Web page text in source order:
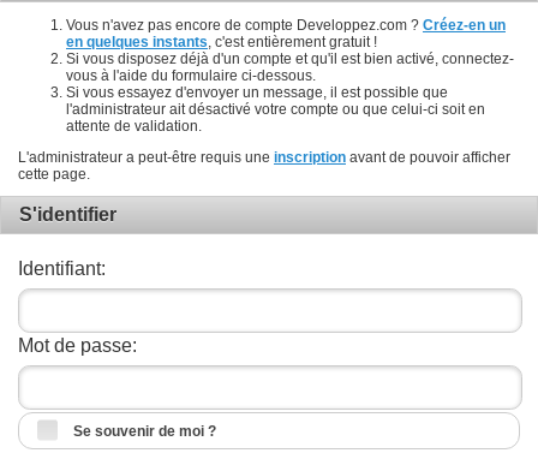
Vous n'avez pas encore de compte Developpez.com ? Créez-en un
en quelques instants , c'est entièrement gratuit !
Si vous disposez déjà d'un compte et qu'il est bien activé, connectez-
vous à l'aide du formulaire ci-dessous.
Si vous essayez d'envoyer un message, il est possible que
l'administrateur ait désactivé votre compte ou que celui-ci soit en
attente de validation.
L'administrateur a peut-être requis une inscription avant de pouvoir afficher
cette page.
S'identifier
Identifiant:
Mot de passe:
Se souvenir de moi ?